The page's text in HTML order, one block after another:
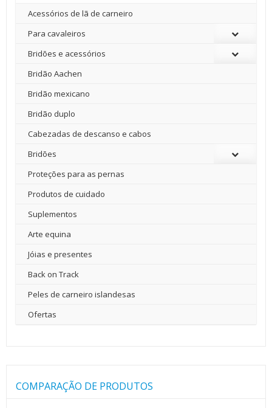
Acessórios de lã de carneiro
Para cavaleiros
Bridões e acessórios
Bridão Aachen
Bridão mexicano
Bridão duplo
Cabezadas de descanso e cabos
Bridões
Proteções para as pernas
Produtos de cuidado
Suplementos
Arte equina
Jóias e presentes
Back on Track
Peles de carneiro islandesas
Ofertas
COMPARAÇÃO DE PRODUTOS